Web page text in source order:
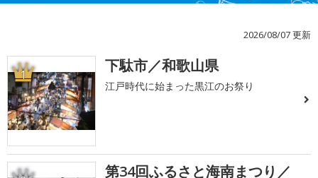
2026/08/07 更新
1 下駄市／和歌山県
江戸時代に始まった黒江のお祭り
第34回ふるさと海南まつり／